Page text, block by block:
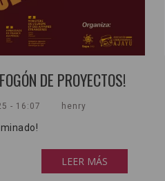
DE PROYECTOS!
- 16:07 henry
LEER MÁS